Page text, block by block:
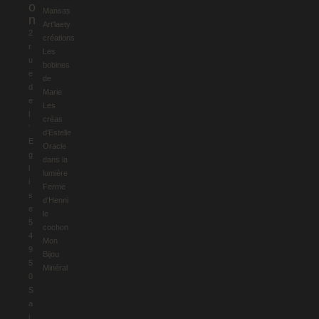
o
n
2
r
u
e
d
e
’
E
g
s
e
5
4
9
5
0
S
a
Mansas
Art'laety
créations
Les
bobines
de
Marie
Les
créas
d'Estelle
Oracle
dans la
lumière
Ferme
d'Henni
le
cochon
Mon
Bijou
Minéral